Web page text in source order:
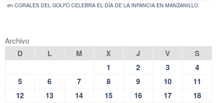
en CORALES DEL GOLFO CELEBRA EL DÍA DE LA INFANCIA EN MANZANILLO
Archivo
D L M X J V
S
1
2 3
4
5
6 7 8 9 10
11
12
13 14 15 16 17
18